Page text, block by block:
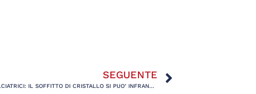
SEGUENTE
TRA HERMIONE, GEYSER E CALCIATRICI: IL SOFFITTO DI CRISTALLO SI PUO’ INFRANGERE A PALLONATE